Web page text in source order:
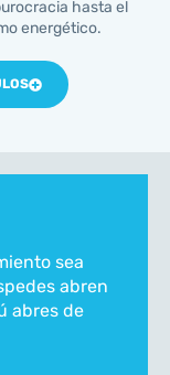
hasta el
energético.
sea
abren
abres de